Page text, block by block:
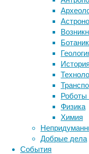
История
Роботы
Физика
Химия
Добрые дела
События
Лекарство
может
пациентам,
чей
избыточный
вес
привел
таких
как
Метки
ДНК
генетика
лекарства
мозг